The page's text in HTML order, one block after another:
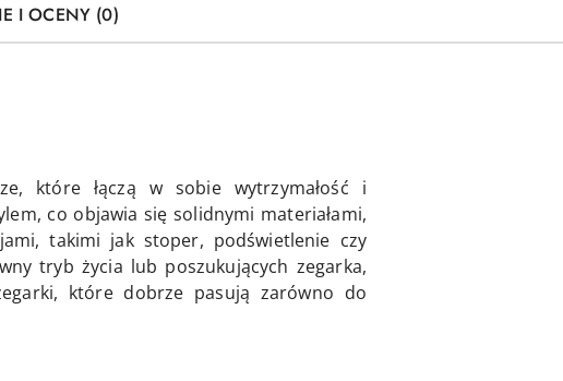
I OCENY (0)
które łączą w sobie wytrzymałość i
co objawia się solidnymi materiałami,
takimi jak stoper, podświetlenie czy
tryb życia lub poszukujących zegarka,
które dobrze pasują zarówno do